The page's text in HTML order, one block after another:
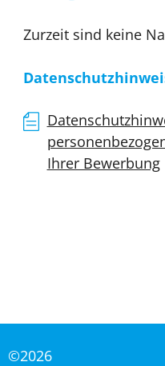
Zurzeit sind keine
Ihrer Bewerbung
©2026